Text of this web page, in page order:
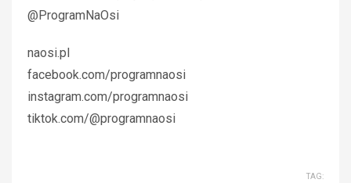
@ProgramNaOsi
naosi.pl
facebook.com/programnaosi
instagram.com/programnaosi
tiktok.com/@programnaosi
TAG: